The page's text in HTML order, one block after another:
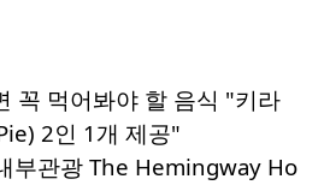
꼭 먹어봐야 할 음식 "키라
2인 1개 제공"
부관광 The Hemingway Ho